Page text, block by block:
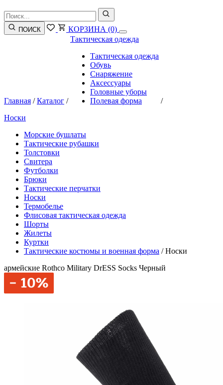
ПОИСК КОРЗИНА (0)
Главная /Каталог /
Тактическая одежда
Тактическая одежда
Обувь
Снаряжение
Аксессуары
Головные уборы
Полевая форма
/
Носки
Морские бушлаты
Тактические рубашки
Толстовки
Свитера
Футболки
Брюки
Тактические перчатки
Носки
Термобелье
Флисовая тактическая одежда
Шорты
Жилеты
Куртки
Тактические костюмы и военная форма /Носки
армейские Rothco Military DrESS Socks Черный